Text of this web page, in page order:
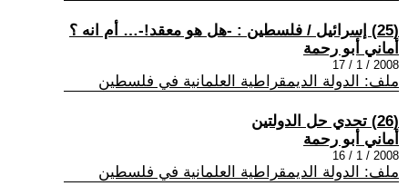
(25) إسرائيل / فلسطين : -هل هو معقد!-… أم انه ؟
أماني أبو رحمة
2008 / 1 / 17
ملف: الدولة الديمقراطية العلمانية في فلسطين
(26) تحدي حل الدولتين
أماني أبو رحمة
2008 / 1 / 16
ملف: الدولة الديمقراطية العلمانية في فلسطين